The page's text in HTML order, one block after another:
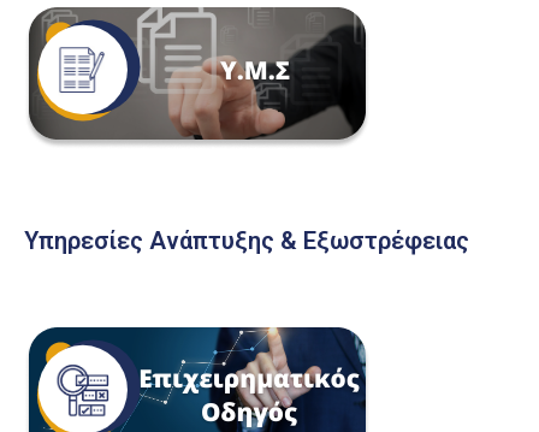
Υπηρεσίες Ανάπτυξης & Εξωστρέφειας